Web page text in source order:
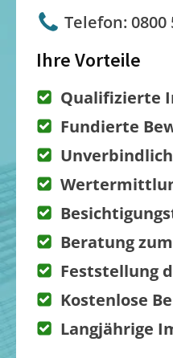
Telefon: 0800
Ihre Vorteile
Qualifizierte
Fundierte
Beratung
Feststellung
Kostenlose
Langjährige